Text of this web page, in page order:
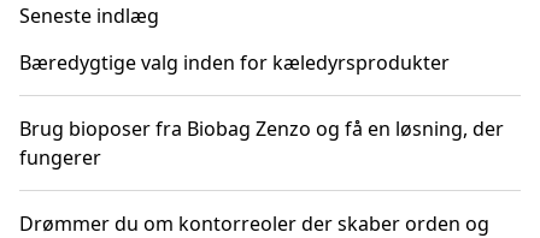
Seneste indlæg
Bæredygtige valg inden for kæledyrsprodukter
Brug bioposer fra Biobag Zenzo og få en løsning, der
fungerer
Drømmer du om kontorreoler der skaber orden og